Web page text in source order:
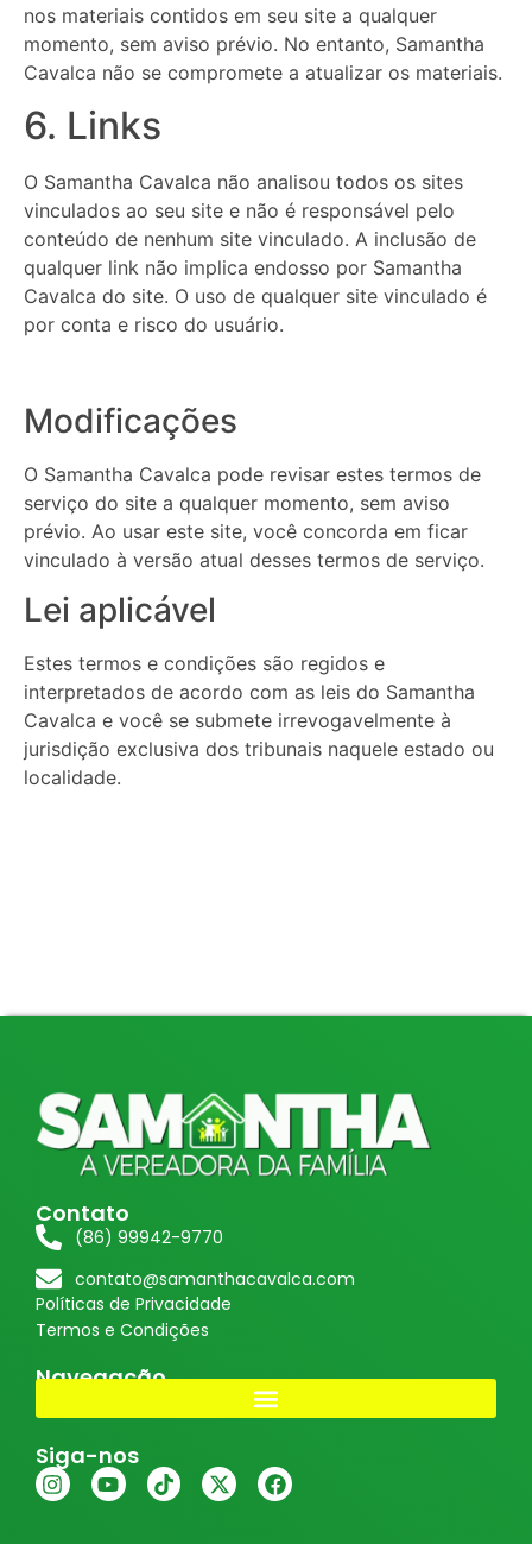
nos materiais contidos em seu site a qualquer
momento, sem aviso prévio. No entanto, Samantha
Cavalca não se compromete a atualizar os materiais.
6. Links
O Samantha Cavalca não analisou todos os sites
vinculados ao seu site e não é responsável pelo
conteúdo de nenhum site vinculado. A inclusão de
qualquer link não implica endosso por Samantha
Cavalca do site. O uso de qualquer site vinculado é
por conta e risco do usuário.
Modificações
O Samantha Cavalca pode revisar estes termos de
serviço do site a qualquer momento, sem aviso
prévio. Ao usar este site, você concorda em ficar
vinculado à versão atual desses termos de serviço.
Lei aplicável
Estes termos e condições são regidos e
interpretados de acordo com as leis do Samantha
Cavalca e você se submete irrevogavelmente à
jurisdição exclusiva dos tribunais naquele estado ou
localidade.
Contato
(86) 99942-9770
contato@samanthacavalca.com
Políticas de Privacidade
Termos e Condições
Navegação
Siga-nos